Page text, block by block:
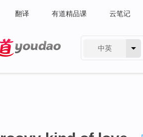
翻译 有道精品课 云笔记
中英